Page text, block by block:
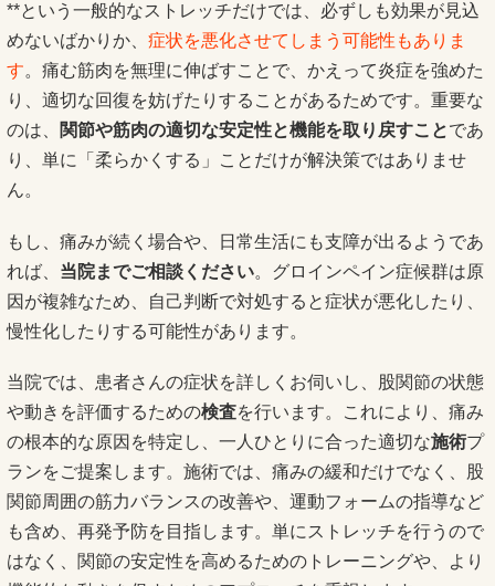
**という一般的なストレッチだけでは、必ずしも効果が見込
めないばかりか、 症状を悪化させてしまう可能性もありま
す。痛む筋肉を無理に伸ばすことで、かえって炎症を強めた
り、適切な回復を妨げたりすることがあるためです。重要な
のは、
関節や筋肉の適切な安定性と機能を取り戻すことであ
り、単に「柔らかくする」ことだけが解決策ではありませ
ん。
もし、痛みが続く場合や、日常生活にも支障が出るようであ
れば、 当院までご相談ください。グロインペイン症候群は原
因が複雑なため、自己判断で対処すると症状が悪化したり、
慢性化したりする可能性があります。
当院では、患者さんの症状を詳しくお伺いし、股関節の状態
や動きを評価するための検査を行います。これにより、痛み
の根本的な原因を特定し、一人ひとりに合った適切な施術プ
ランをご提案します。施術では、痛みの緩和だけでなく、股
関節周囲の筋力バランスの改善や、運動フォームの指導など
も含め、再発予防を目指します。単にストレッチを行うので
はなく、関節の安定性を高めるためのトレーニングや、より